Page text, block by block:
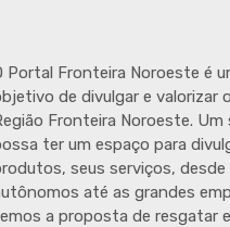
Portal Fronteira Noroeste é
de divulgar e valorizar
Fronteira Noroeste.
ter um espaço para
seus serviços,
até as grandes
a proposta de resgatar